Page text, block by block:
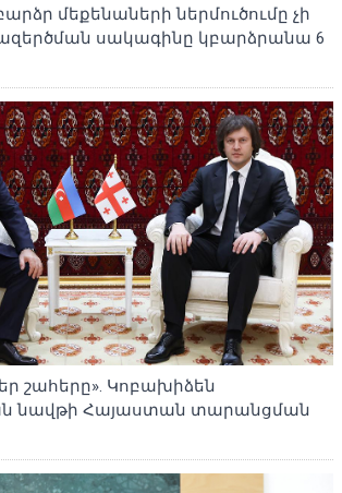
մեքենաների ներմուծումը չի
սակագինը կբարձրանա 6
շահերը». Կոբախիձեն
նավթի Հայաստան տարանցման